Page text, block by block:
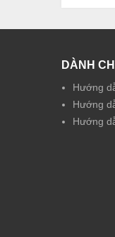
DÀNH
Hướng
Hướng
Hướng